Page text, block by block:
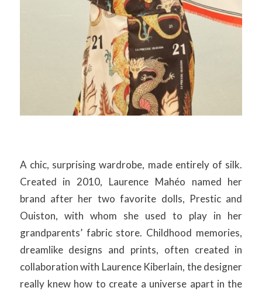
A chic, surprising wardrobe, made entirely of silk.
Created in 2010, Laurence Mahéo named her
brand after her two favorite dolls, Prestic and
Ouiston, with whom she used to play in her
grandparents’ fabric store. Childhood memories,
dreamlike designs and prints, often created in
collaboration with Laurence Kiberlain, the designer
really knew how to create a universe apart in the